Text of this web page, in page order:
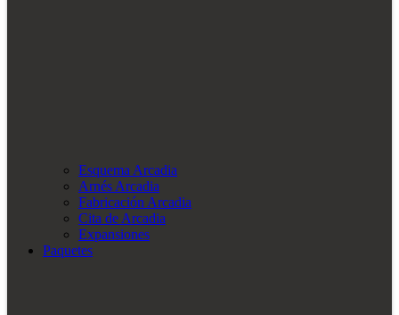
Esquema Arcadia
Arnés Arcadia
Fabricación Arcadia
Cita de Arcadia
Expansiones
Paquetes